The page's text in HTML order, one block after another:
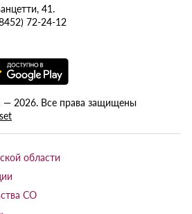
41.
72-24-12
2026. Все права защищены
области
СО